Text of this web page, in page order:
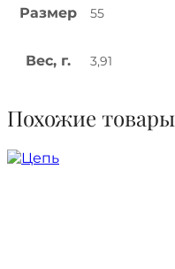
Размер 55
Вес, г. 3,91
Похожие товары